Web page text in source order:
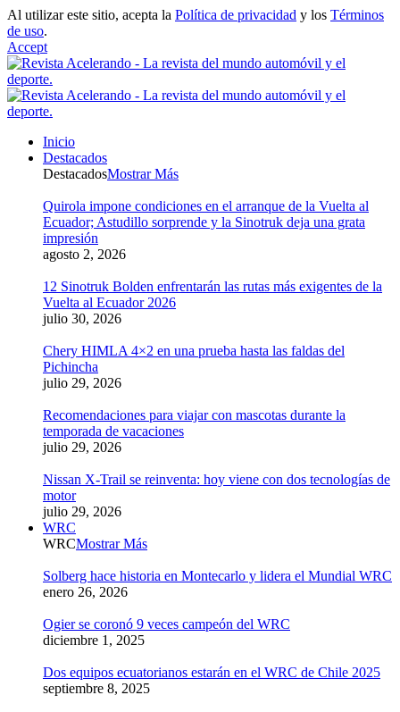
Al utilizar este sitio, acepta la Política de privacidad y los Términos
de uso.
Accept
Inicio
Destacados
DestacadosMostrar Más
Quirola impone condiciones en el arranque de la Vuelta al
Ecuador; Astudillo sorprende y la Sinotruk deja una grata
impresión
agosto 2, 2026
12 Sinotruk Bolden enfrentarán las rutas más exigentes de la
Vuelta al Ecuador 2026
julio 30, 2026
Chery HIMLA 4×2 en una prueba hasta las faldas del
Pichincha
julio 29, 2026
Recomendaciones para viajar con mascotas durante la
temporada de vacaciones
julio 29, 2026
Nissan X-Trail se reinventa: hoy viene con dos tecnologías de
motor
julio 29, 2026
WRC
WRCMostrar Más
Solberg hace historia en Montecarlo y lidera el Mundial WRC
enero 26, 2026
Ogier se coronó 9 veces campeón del WRC
diciembre 1, 2025
Dos equipos ecuatorianos estarán en el WRC de Chile 2025
septiembre 8, 2025